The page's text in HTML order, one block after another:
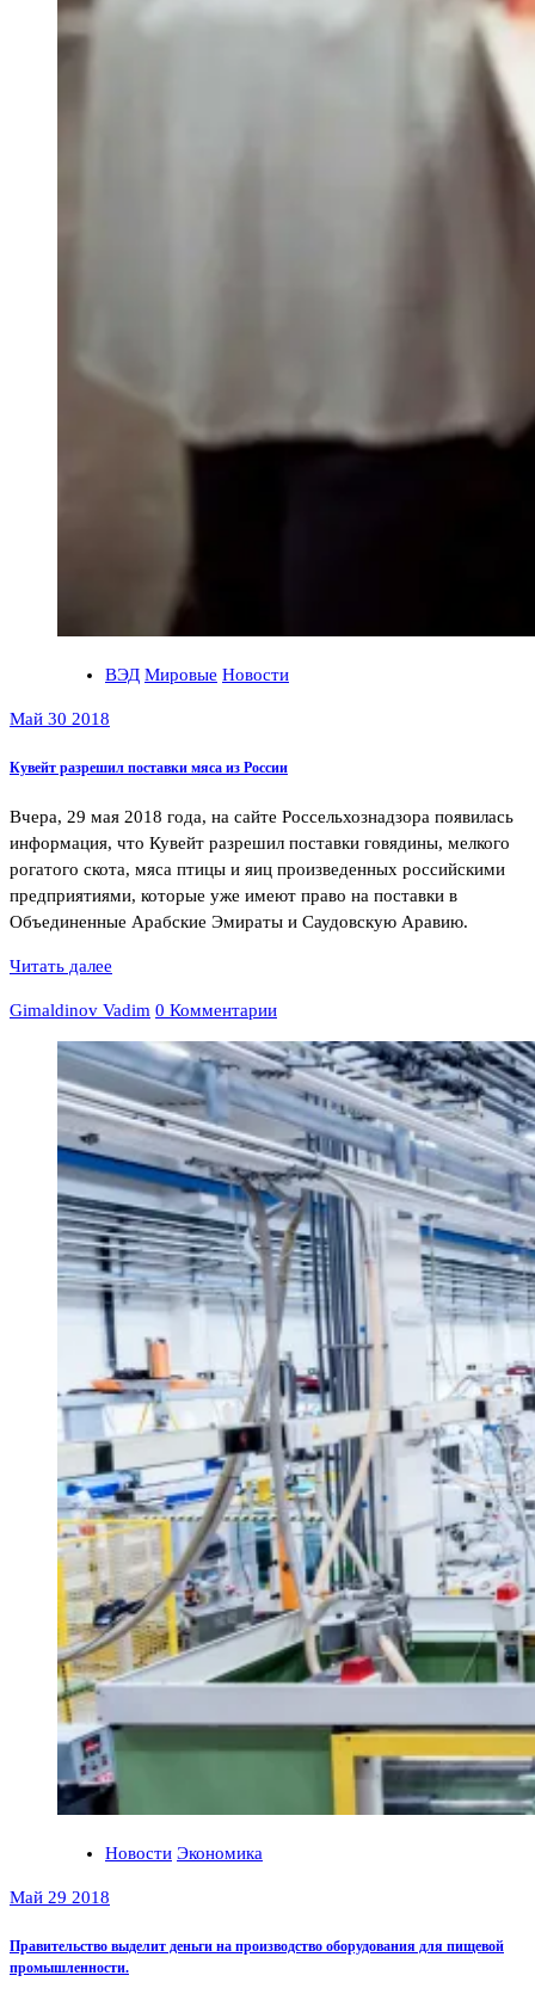
ВЭД Мировые Новости
Май 30 2018
Кувейт разрешил поставки мяса из России
Вчера, 29 мая 2018 года, на сайте Россельхознадзора появилась
информация, что Кувейт разрешил поставки говядины, мелкого
рогатого скота, мяса птицы и яиц произведенных российскими
предприятиями, которые уже имеют право на поставки в
Объединенные Арабские Эмираты и Саудовскую Аравию.
Читать далее
Gimaldinov Vadim 0 Комментарии
Новости Экономика
Май 29 2018
Правительство выделит деньги на производство оборудования для пищевой
промышленности.